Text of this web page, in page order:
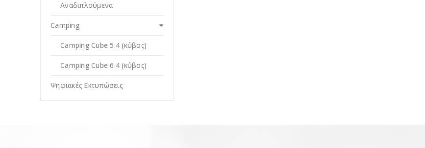
Αναδιπλούμενα
Camping
Camping Cube 5.4 (κύβος)
Camping Cube 6.4 (κύβος)
Ψηφιακές Εκτυπώσεις